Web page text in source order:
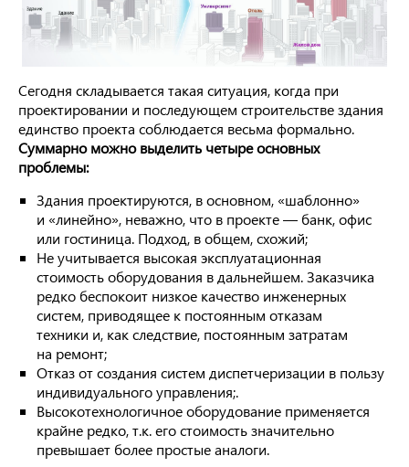
Сегодня складывается такая ситуация, когда при
проектировании и последующем строительстве здания
единство проекта соблюдается весьма формально.
Суммарно можно выделить четыре основных
проблемы:
Здания проектируются, в основном, «шаблонно»
и «линейно», неважно, что в проекте — банк, офис
или гостиница. Подход, в общем, схожий;
Не учитывается высокая эксплуатационная
стоимость оборудования в дальнейшем. Заказчика
редко беспокоит низкое качество инженерных
систем, приводящее к постоянным отказам
техники и, как следствие, постоянным затратам
на ремонт;
Отказ от создания систем диспетчеризации в пользу
индивидуального управления;.
Высокотехнологичное оборудование применяется
крайне редко, т.к. его стоимость значительно
превышает более простые аналоги.